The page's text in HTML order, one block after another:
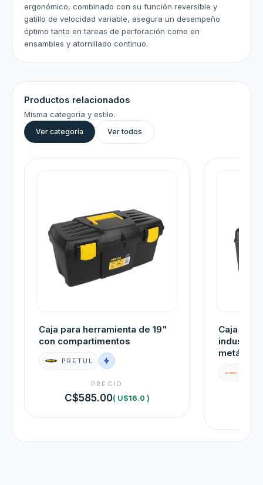
ergonómico, combinado con su función reversible y
gatillo de velocidad variable, asegura un desempeño
óptimo tanto en tareas de perforación como en
ensambles y atornillado continuo.
Productos relacionados
Misma categoría y estilo.
Ver categoría Ver todos
Caja para herramienta de 19"
con compartimentos
PRETUL
PRECIO
C$585.00( U$16.0 )
Caja
industrial
metálicos